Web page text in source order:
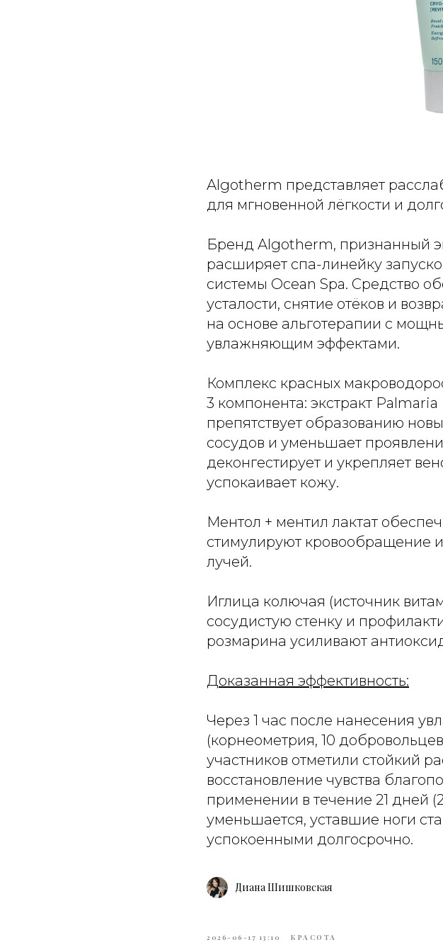
Algotherm представляет
для мгновенной лёгкости и
Бренд Algotherm, признанный
расширяет спа-линейку
системы Ocean Spa. Средство
усталости, снятие отёков и
на основе альготерапии с
увлажняющим эффектами.
Комплекс красных
3 компонента: экстракт
препятствует образованию
сосудов и уменьшает
деконгестирует и укрепляет
успокаивает кожу.
Ментол + ментил лактат
стимулируют кровообращение
лучей.
Иглица колючая (источник
сосудистую стенку и
розмарина усиливают
Доказанная эффективность:
Через 1 час после нанесения
(корнеометрия, 10
участников отметили стойкий
восстановление чувства
применении в течение 21 дней
уменьшается, уставшие ноги
успокоенными долгосрочно.
Диана Шишковская
2026-06-17 13:10 КРАСОТА